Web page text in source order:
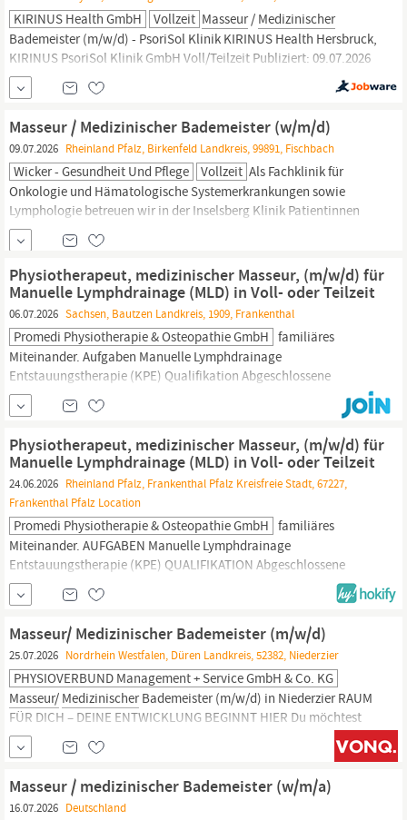
KIRINUS Health GmbH Vollzeit Masseur/ Medizinischer
Bademeister (m/w/d) - PsoriSol Klinik KIRINUS Health Hersbruck,
KIRINUS PsoriSol Klinik GmbH Voll/Teilzeit Publiziert: 09.07.2026
Eine Gruppe. Unendliche Möglichkeiten. Wir sind KIRINUS - eine
familiengeführte Gesundheitsgruppe in dritter Generation mit
einer klaren Vision: Das Beste im Menschen sehen und entfalten.
Masseur / Medizinischer Bademeister (w/m/d)
09.07.2026 Rheinland Pfalz, Birkenfeld Landkreis, 99891, Fischbach
Wicker - Gesundheit Und Pflege Vollzeit Als Fachklinik für
Onkologie und Hämatologische Systemerkrankungen sowie
Lymphologie betreuen wir in der Inselsberg Klinik Patientinnen
und Patienten im Rahmen der stationären Rehabilitation. Wir
bieten ein mit den Kostenträgern abgestimmtes Spektrum an
modernen und umfassenden Methoden der Diagnostik und
Therapie an. Bringen Sie sich und Ihre Stärken ein als. klicken...
Physiotherapeut, medizinischer Masseur, (m/w/d) für
Manuelle Lymphdrainage (MLD) in Voll- oder Teilzeit
06.07.2026 Sachsen, Bautzen Landkreis, 1909, Frankenthal
Promedi Physiotherapie & Osteopathie GmbH familiäres
Miteinander. Aufgaben Manuelle Lymphdrainage
Entstauungstherapie (KPE) Qualifikation Abgeschlossene
Ausbildung als Physiotherapeut,
(m/w/d)
mit der Zusatzqualifikation Manuelle Lymphdrainage Umgang
mit MS-Office wären von Vorteil Gute Deutschkenntnisse Benefits
Überdurchschnittliche Bezahlung...
Physiotherapeut, medizinischer Masseur, (m/w/d) für
Manuelle Lymphdrainage (MLD) in Voll- oder Teilzeit
24.06.2026 Rheinland Pfalz, Frankenthal Pfalz Kreisfreie Stadt, 67227,
Frankenthal Pfalz Location
Promedi Physiotherapie & Osteopathie GmbH familiäres
Miteinander. AUFGABEN Manuelle Lymphdrainage
Entstauungstherapie (KPE) QUALIFIKATION Abgeschlossene
Ausbildung als Physiotherapeut,
(m/w/d)
mit der Zusatzqualifikation Manuelle Lymphdrainage Umgang
mit MS-Office wären von Vorteil Gute Deutschkenntnisse
BENEFITS Überdurchschnittliche Bezahlung...
Masseur/ Medizinischer Bademeister (m/w/d)
25.07.2026 Nordrhein Westfalen, Düren Landkreis, 52382, Niederzier
PHYSIOVERBUND Management + Service GmbH & Co. KG
Masseur/ MedizinischerBademeister (m/w/d) in Niederzier RAUM
FÜR DICH – DEINE ENTWICKLUNG BEGINNT HIER Du möchtest
Menschen mit Deiner Behandlung nachhaltig helfen und Deine
fachlichen Fähigkeiten in einem modernen Praxisumfeld
einsetzen? Dann bist Du bei uns genau richtig. Bei uns erwartet
Dich ein starkes Team, moderne...
Masseur / medizinischer Bademeister (w/m/a)
16.07.2026 Deutschland